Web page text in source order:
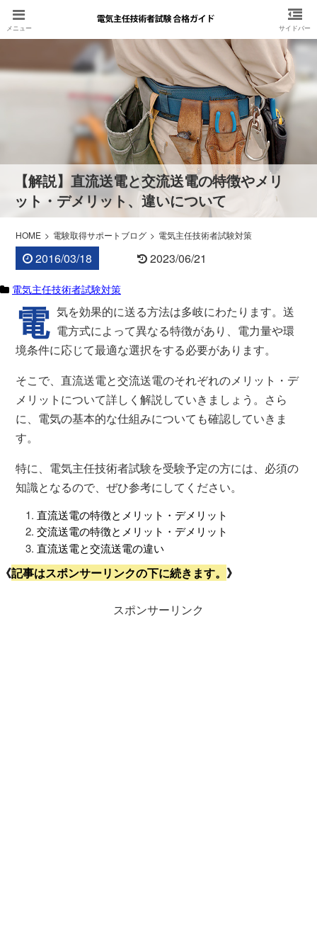
【解説】直流送電と交流送電の特徴やメリ
ット・デメリット、違いについて
HOME 電験取得サポートブログ 電気主任技術者試験対策
2016/03/18 2023/06/21
電気主任技術者試験対策
電 気を効果的に送る方法は多岐にわたります。送
電方式によって異なる特徴があり、電力量や環
境条件に応じて最適な選択をする必要があります。
そこで、直流送電と交流送電のそれぞれのメリット・デ
メリットについて詳しく解説していきましょう。さら
に、電気の基本的な仕組みについても確認していきま
す。
特に、電気主任技術者試験を受験予定の方には、必須の
知識となるので、ぜひ参考にしてください。
直流送電の特徴とメリット・デメリット
交流送電の特徴とメリット・デメリット
直流送電と交流送電の違い
《記事はスポンサーリンクの下に続きます。 》
スポンサーリンク